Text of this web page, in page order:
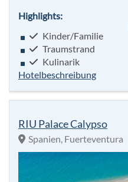
Highlights:
Kinder/Familie
Traumstrand
Kulinarik
Hotelbeschreibung
RIU Palace Calypso
Spanien, Fuerteventura